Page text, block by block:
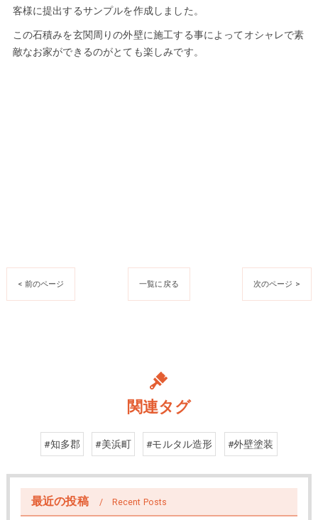
客様に提出するサンプルを作成しました。
この石積みを玄関周りの外壁に施工する事によってオシャレで素
敵なお家ができるのがとても楽しみです。
< 前のページ 一覧に戻る 次のページ >
関連タグ
#知多郡 #美浜町 #モルタル造形 #外壁塗装
最近の投稿 Recent Posts